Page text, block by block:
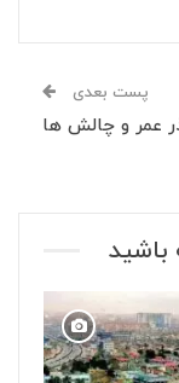
پست بعدی
عمر و چالش ها